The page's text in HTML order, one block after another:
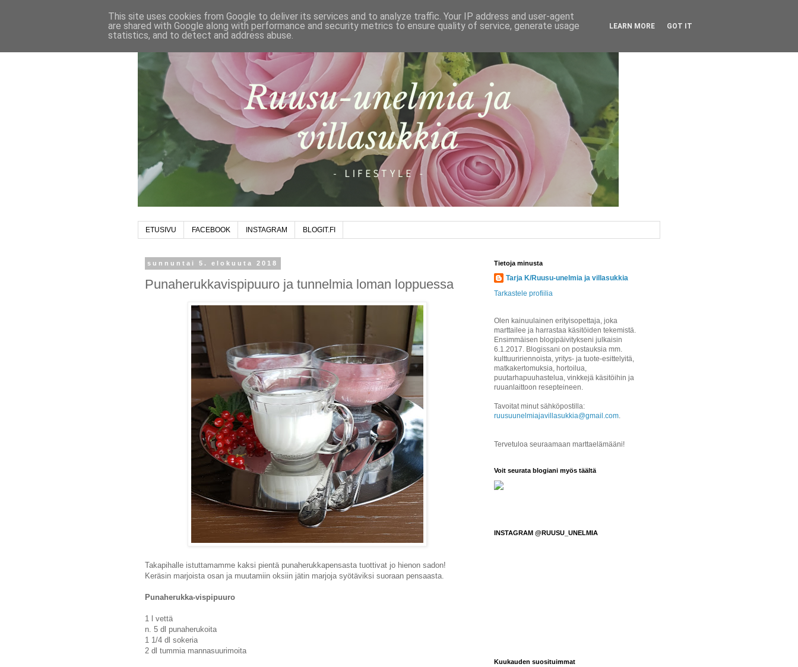
ETUSIVU FACEBOOK INSTAGRAM BLOGIT.FI
sunnuntai 5. elokuuta 2018
Punaherukkavispipuuro ja tunnelmia loman loppuessa
Takapihalle istuttamamme kaksi pientä punaherukkapensasta tuottivat jo hienon sadon!
Keräsin marjoista osan ja muutamiin oksiin jätin marjoja syötäviksi suoraan pensaasta.
Punaherukka-vispipuuro
1 l vettä
n. 5 dl punaherukoita
1 1/4 dl sokeria
2 dl tummia mannasuurimoita
Tietoja minusta
Tarja K/Ruusu-unelmia ja villasukkia
Tarkastele profiilia
Olen kainuulainen erityisopettaja, joka
marttailee ja harrastaa käsitöiden tekemistä.
Ensimmäisen blogipäivitykseni julkaisin
6.1.2017. Blogissani on postauksia mm.
kulttuuririennoista, yritys- ja tuote-esittelyitä,
matkakertomuksia, hortoilua,
puutarhapuuhastelua, vinkkejä käsitöihin ja
ruuanlaittoon resepteineen.
Tavoitat minut sähköpostilla:
ruusuunelmiajavillasukkia@gmail.com.
Tervetuloa seuraamaan marttaelämääni!
Voit seurata blogiani myös täältä
INSTAGRAM @RUUSU_UNELMIA
Kuukauden suosituimmat
This site uses cookies from Google to deliver its services and to analyze traffic. Your IP address and user-agent
are shared with Google along with performance and security metrics to ensure quality of service, generate usage
statistics, and to detect and address abuse.
LEARN MORE GOT IT